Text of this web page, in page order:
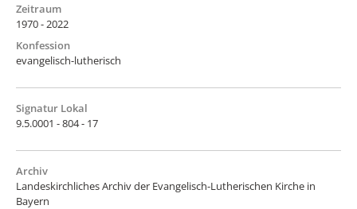
Zeitraum
1970 - 2022
Konfession
evangelisch-lutherisch
Signatur Lokal
9.5.0001 - 804 - 17
Archiv
Landeskirchliches Archiv der Evangelisch-Lutherischen Kirche in
Bayern